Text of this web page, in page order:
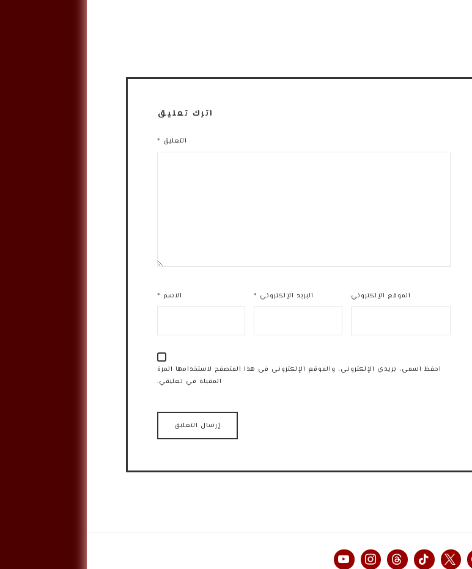
اترك تعليق
التعليق *
الاسم * البريد الإلكتروني * الموقع الإلكتروني
احفظ اسمي، بريدي الإلكتروني، والموقع الإلكتروني في هذا المتصفح لاستخدامها المرة
المقبلة في تعليقي.